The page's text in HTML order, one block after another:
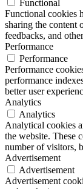
Functional
Functional cookies
sharing the content
feedbacks, and
Performance
Performance
Performance
performance
better user
Analytics
Analytics
Analytical cookies
the website. These
number of visitors,
Advertisement
Advertisement
Advertisement